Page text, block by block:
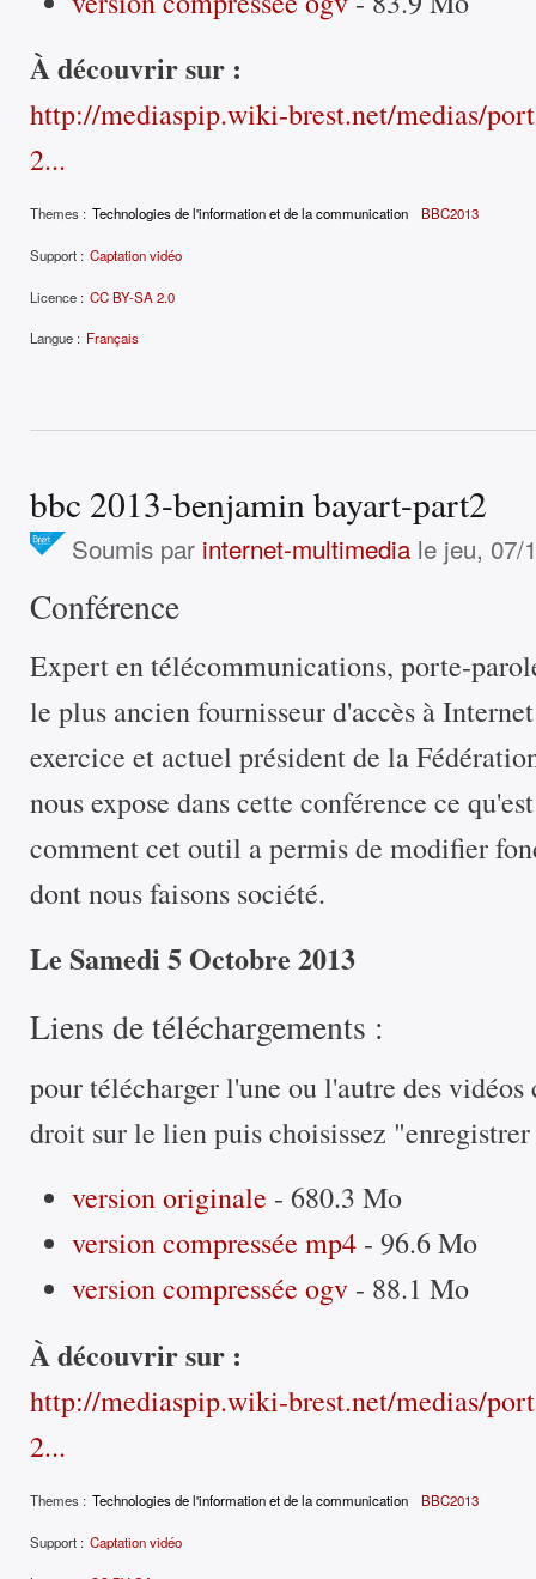
À découvrir sur :
http://mediaspip.wiki-brest.net/medias/
2...
Themes : Technologies de l'information et de la communication BBC2013
Support : Captation vidéo
Licence : CC BY-SA 2.0
Langue : Français
bbc 2013-benjamin bayart-part2
Soumis par internet-multimedia le jeu, 07/
Conférence
Expert en télécommunications, porte-
le plus ancien fournisseur d'accès à
exercice et actuel président de la
nous expose dans cette conférence ce
comment cet outil a permis de modifier
dont nous faisons société.
Le Samedi 5 Octobre 2013
Liens de téléchargements :
pour télécharger l'une ou l'autre des
droit sur le lien puis choisissez
version originale - 680.3 Mo
version compressée mp4 - 96.6 Mo
version compressée ogv - 88.1 Mo
À découvrir sur :
http://mediaspip.wiki-brest.net/medias/
2...
Themes : Technologies de l'information et de la communication BBC2013
Support : Captation vidéo